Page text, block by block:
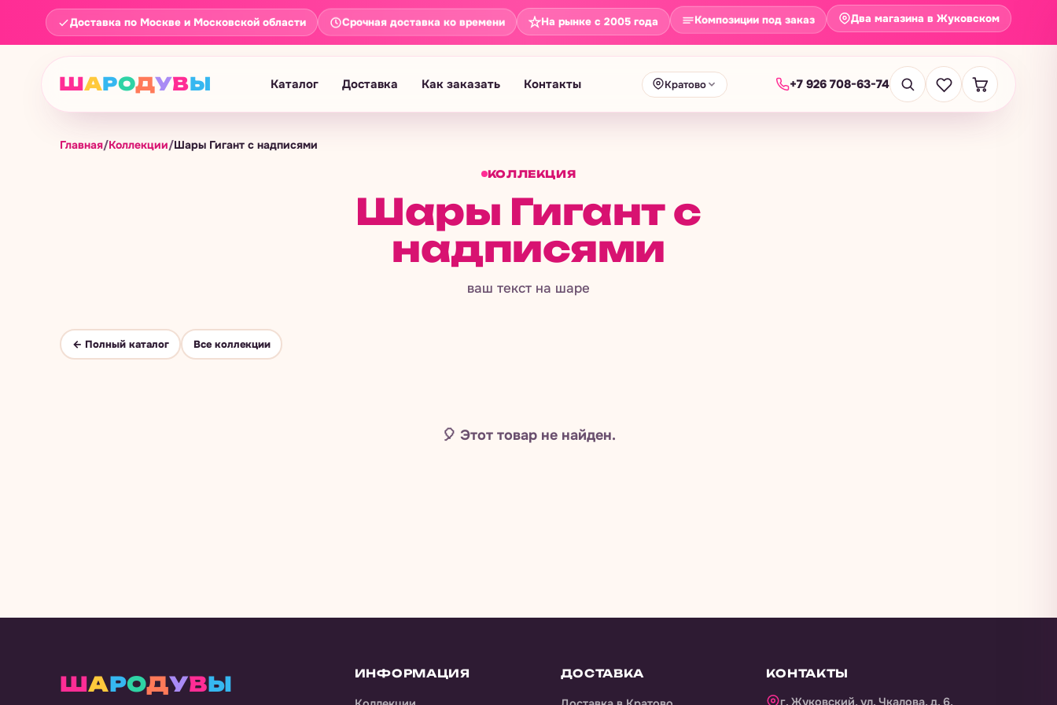
Доставка по Москве и Московской области Срочная доставка ко времени На рынке с 2005 года Композиции под заказ Два магазина в Жуковском
ШАРОДУВЫ Каталог Доставка Как заказать Контакты Кратово +7 926 708-63-74
Главная/Коллекции/Шары Гигант с надписями
КОЛЛЕКЦИЯ
Шары Гигант с
надписями
ваш текст на шаре
← Полный каталог Все коллекции
🎈 Этот товар не найден.
ШАРОДУВЫ ИНФОРМАЦИЯ ДОСТАВКА КОНТАКТЫ
г. Жуковский, ул. Чкалова, д. 6,